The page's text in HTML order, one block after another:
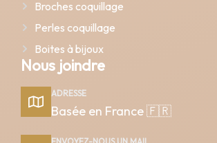
Broches coquillage
Perles coquillage
Boites à bijoux
Nous joindre
ADRESSE
Basée en France 🇫🇷